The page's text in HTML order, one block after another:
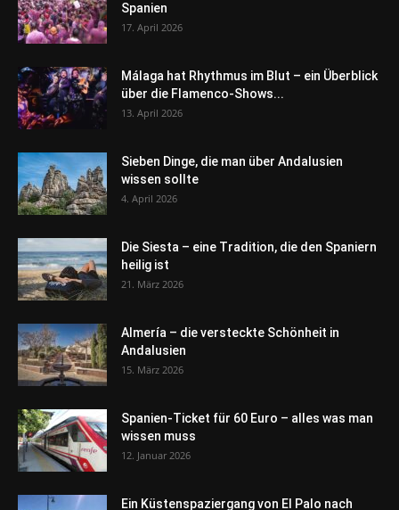
Spanien
17. April 2026
Málaga hat Rhythmus im Blut – ein Überblick
über die Flamenco-Shows...
13. April 2026
Sieben Dinge, die man über Andalusien
wissen sollte
4. April 2026
Die Siesta – eine Tradition, die den Spaniern
heilig ist
21. März 2026
Almería – die versteckte Schönheit in
Andalusien
15. März 2026
Spanien-Ticket für 60 Euro – alles was man
wissen muss
12. Januar 2026
Ein Küstenspaziergang von El Palo nach